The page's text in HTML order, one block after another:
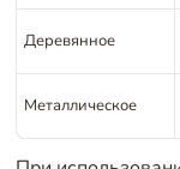
Деревянное
Металлическое